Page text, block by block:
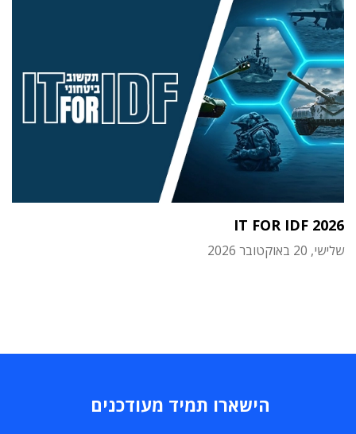
IT FOR IDF 2026
שלישי, 20 באוקטובר 2026
הישארו תמיד מעודכנים